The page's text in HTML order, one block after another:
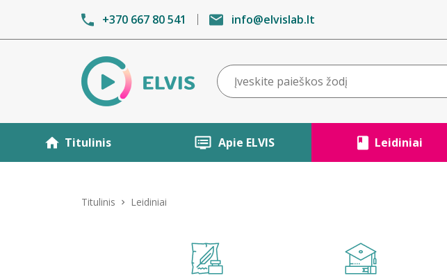
+370 667 80 541 info@elvislab.lt
Titulinis Apie ELVIS Leidiniai
Titulinis Leidiniai